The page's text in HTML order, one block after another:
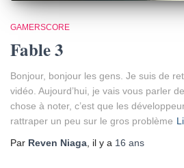
GAMERSCORE
Fable 3
Bonjour, bonjour les gens. Je suis de
vidéo. Aujourd’hui, je vais vous parler
chose à noter, c’est que les
rattraper un peu sur le gros problème
Par Reven Niaga, il y a 16 ans